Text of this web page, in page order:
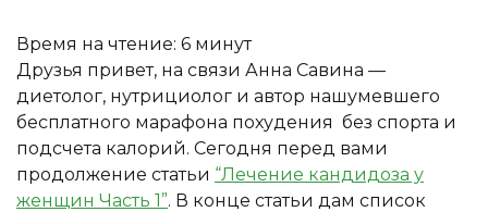
Время на чтение: 6 минут
Друзья привет, на связи Анна Савина —
диетолог, нутрициолог и автор нашумевшего
бесплатного марафона похудения без спорта и
подсчета калорий. Сегодня перед вами
продолжение статьи “Лечение кандидоза у
женщин Часть 1”. В конце статьи дам список